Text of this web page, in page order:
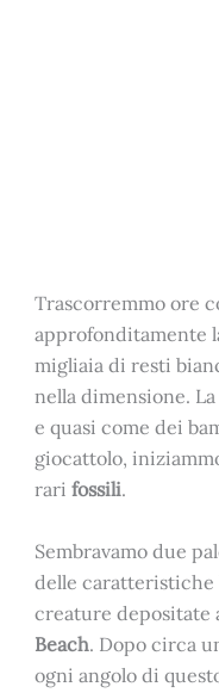
Trascorremmo ore
approfonditamente
migliaia di resti
nella dimensione.
e quasi come dei
giocattolo,
rari fossili.
Sembravamo due
delle
creature depositate
Beach. Dopo circa
ogni angolo di